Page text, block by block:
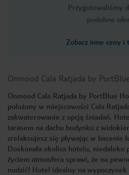
Przygotowaliśmy
podobne
Zobacz inne ceny i
Onmood Cala Ratjada by
Onmood Cala Ratjada by PortBlue
położony w miejscowości Cala
zakwaterowanie z opcją śniadań.
tarasem na dachu budynku z
zrelaksujesz się pływając w basenie
Doskonała okolica hotelu, niedaleko
życiem atmosfera sprawi, że na
nudzić! Hotel idealny na